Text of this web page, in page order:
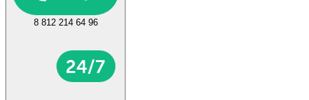
8 812 214 64 96